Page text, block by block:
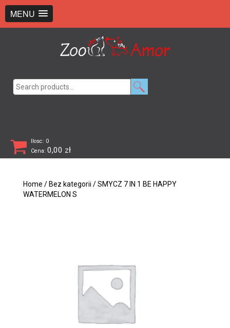
MENU
Ilosc: 0
Cena: 0,00 zł
Home / Bez kategorii / SMYCZ 7 IN 1 BE HAPPY
WATERMELON S